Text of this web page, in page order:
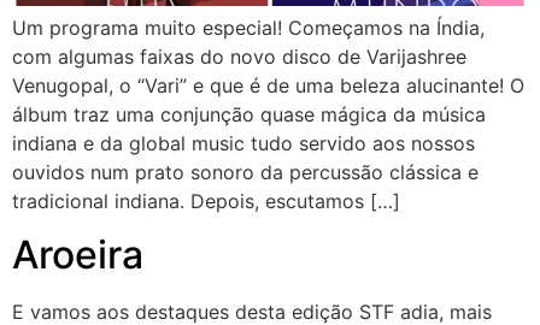
Um programa muito especial! Começamos na Índia,
com algumas faixas do novo disco de Varijashree
Venugopal, o “Vari” e que é de uma beleza alucinante! O
álbum traz uma conjunção quase mágica da música
indiana e da global music tudo servido aos nossos
ouvidos num prato sonoro da percussão clássica e
tradicional indiana. Depois, escutamos […]
Aroeira
E vamos aos destaques desta edição STF adia, mais